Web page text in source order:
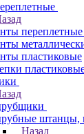
переплетные
пластиковые
штанцы,
Назад